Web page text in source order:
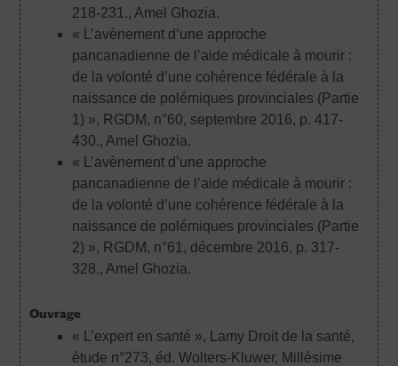
218-231., Amel Ghozia.
« L’avènement d’une approche
pancanadienne de l’aide médicale à mourir :
de la volonté d’une cohérence fédérale à la
naissance de polémiques provinciales (Partie
1) », RGDM, n°60, septembre 2016, p. 417-
430., Amel Ghozia.
« L’avènement d’une approche
pancanadienne de l’aide médicale à mourir :
de la volonté d’une cohérence fédérale à la
naissance de polémiques provinciales (Partie
2) », RGDM, n°61, décembre 2016, p. 317-
328., Amel Ghozia.
Ouvrage
« L’expert en santé », Lamy Droit de la santé,
étude n°273, éd. Wolters-Kluwer, Millésime